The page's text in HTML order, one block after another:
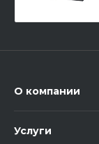
О компании
Услуги